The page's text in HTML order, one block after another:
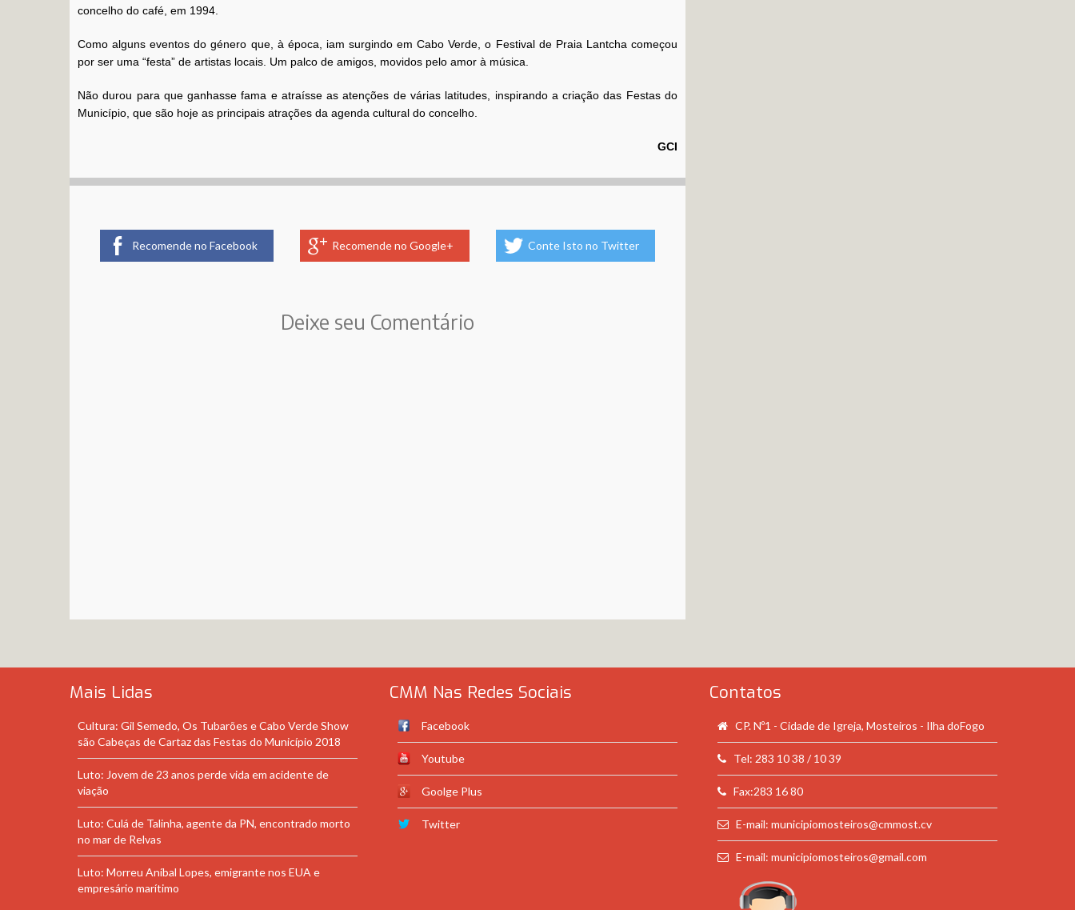
concelho do café, em 1994.
Como alguns eventos do género que, à época, iam surgindo em Cabo Verde, o Festival de Praia Lantcha começou
por ser uma “festa” de artistas locais. Um palco de amigos, movidos pelo amor à música.
Não durou para que ganhasse fama e atraísse as atenções de várias latitudes, inspirando a criação das Festas do
Município, que são hoje as principais atrações da agenda cultural do concelho.
GCI
Recomende no Facebook Recomende no Google+ Conte Isto no Twitter
Deixe seu Comentário
Mais Lidas
Cultura: Gil Semedo, Os Tubarões e Cabo Verde Show
são Cabeças de Cartaz das Festas do Município 2018
Luto: Jovem de 23 anos perde vida em acidente de
viação
Luto: Culá de Talinha, agente da PN, encontrado morto
no mar de Relvas
Luto: Morreu Aníbal Lopes, emigrante nos EUA e
empresário marítimo
CMM Nas Redes Sociais
Facebook
Youtube
Goolge Plus
Twitter
Contatos
CP. Nº1 - Cidade de Igreja, Mosteiros - Ilha doFogo
Tel: 283 10 38 / 10 39
Fax:283 16 80
E-mail: municipiomosteiros@cmmost.cv
E-mail: municipiomosteiros@gmail.com